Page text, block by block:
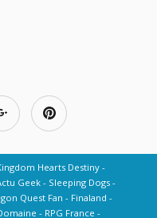
Hearts Destiny
Geek
Sleeping Dogs
Quest Fan
Finaland
RPG France